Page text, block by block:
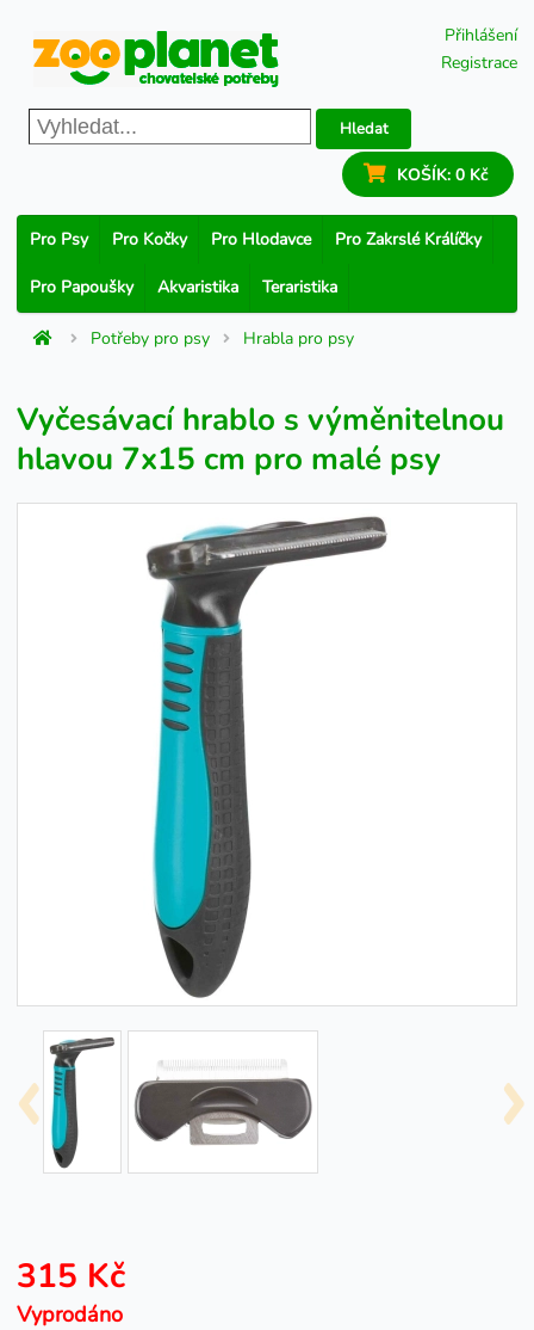
Přihlášení
Registrace
Hledat
KOŠÍK: 0 Kč
Pro Psy Pro Kočky Pro Hlodavce Pro Zakrslé Králíčky
Pro Papoušky Akvaristika Teraristika
Potřeby pro psy Hrabla pro psy
Vyčesávací hrablo s výměnitelnou
hlavou 7x15 cm pro malé psy
315 Kč
Vyprodáno